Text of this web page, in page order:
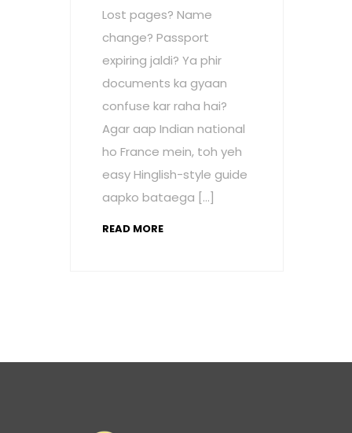
Lost pages? Name
change? Passport
expiring jaldi? Ya phir
documents ka gyaan
confuse kar raha hai?
Agar aap Indian national
ho France mein, toh yeh
easy Hinglish-style guide
aapko bataega […]
READ MORE